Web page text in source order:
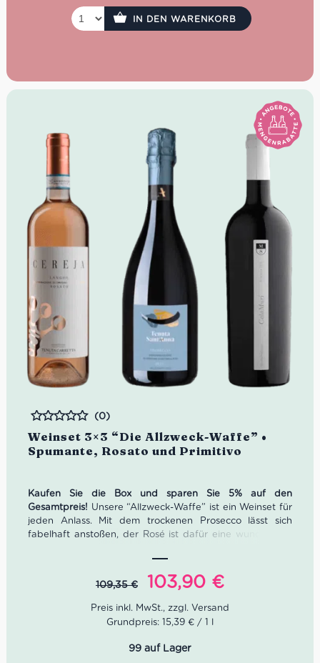
IN DEN WARENKORB
Weinset 3×3 “Die Allzweck-Waffe” •
Spumante, Rosato und Primitivo
Bewertet
(0)
Kaufen Sie die Box und sparen Sie 5% auf den
Gesamtpreis! Unsere “Allzweck-Waffe” ist ein Weinset für
jeden Anlass. Mit dem trockenen Prosecco lässt sich
fabelhaft anstoßen, der Rosé ist dafür eine wunderbare
Abendessen oder auf dem Sofa lümmeln, eignet sich der
Primitivo sehr gut. Ob man nun selbst eine Dinnerparty
schmeißt, oder eingeladen ist, die “Allzweck-Waffe” ist
immer eine Eierlegende Wollmilchsau.
3x Prosecco Spumante Millesimato, Tenuta
3x TM Toscana Rosato, Tenuta Monteti
109,35€
Ursprünglicher
Preis
war:
103,90 €Aktueller
Preis
ist:
Grundpreis: 15,39 € / 1 l
99 auf Lager